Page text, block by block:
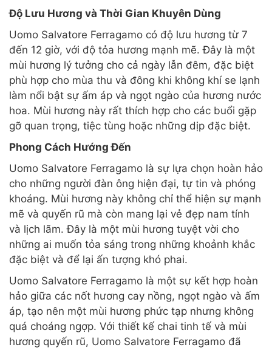
Độ Lưu Hương và Thời Gian Khuyên Dùng
Uomo Salvatore Ferragamo có độ lưu hương từ 7
đến 12 giờ, với độ tỏa hương mạnh mẽ. Đây là một
mùi hương lý tưởng cho cả ngày lẫn đêm, đặc biệt
phù hợp cho mùa thu và đông khi không khí se lạnh
làm nổi bật sự ấm áp và ngọt ngào của hương nước
hoa. Mùi hương này rất thích hợp cho các buổi gặp
gỡ quan trọng, tiệc tùng hoặc những dịp đặc biệt.
Phong Cách Hướng Đến
Uomo Salvatore Ferragamo là sự lựa chọn hoàn hảo
cho những người đàn ông hiện đại, tự tin và phóng
khoáng. Mùi hương này không chỉ thể hiện sự mạnh
mẽ và quyến rũ mà còn mang lại vẻ đẹp nam tính
và lịch lãm. Đây là một mùi hương tuyệt vời cho
những ai muốn tỏa sáng trong những khoảnh khắc
đặc biệt và để lại ấn tượng khó phai.
Uomo Salvatore Ferragamo là một sự kết hợp hoàn
hảo giữa các nốt hương cay nồng, ngọt ngào và ấm
áp, tạo nên một mùi hương phức tạp nhưng không
quá choáng ngợp. Với thiết kế chai tinh tế và mùi
hương quyến rũ, Uomo Salvatore Ferragamo đã